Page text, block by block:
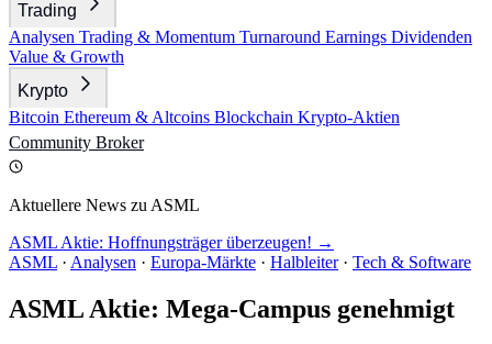
Trading
Analysen Trading & Momentum Turnaround Earnings Dividenden
Value & Growth
Krypto
Bitcoin Ethereum & Altcoins Blockchain Krypto-Aktien
Community Broker
Aktuellere News zu ASML
ASML Aktie: Hoffnungsträger überzeugen! →
ASML · Analysen · Europa-Märkte · Halbleiter · Tech & Software
ASML Aktie: Mega-Campus genehmigt